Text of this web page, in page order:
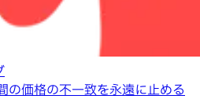
価格の不一致を永遠に止める